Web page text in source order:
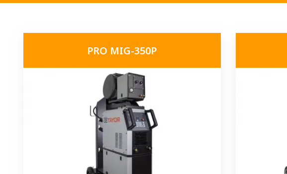
PRO MIG-350P